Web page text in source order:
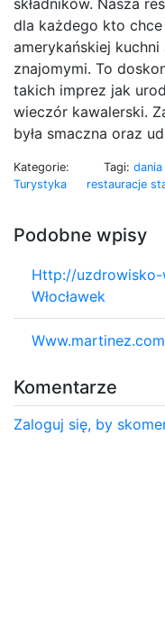
dla każdego kto
amerykańskiej
znajomymi. To
takich imprez jak
wieczór kawalerski.
była smaczna oraz
Kategorie:
Turystyka
Tagi:
restauracje
Podobne wpisy
Http://uzdrowisko-
Włocławek
Komentarze
Zaloguj się, by